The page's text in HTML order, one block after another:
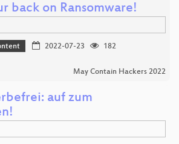
back on Ransomware!
2022-07-23
182
May Contain Hackers 2022
auf zum